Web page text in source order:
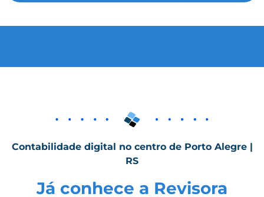
Contabilidade digital no centro de Porto Alegre |
RS
Já conhece a Revisora